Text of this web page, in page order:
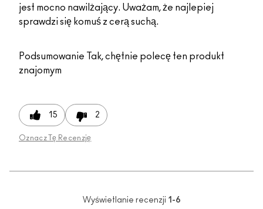
jest mocno nawilżający. Uważam, że najlepiej
sprawdzi się komuś z cerą suchą.
Podsumowanie Tak, chętnie polecę ten produkt
znajomym
15 2
Oznacz Tę Recenzję
Wyświetlanie recenzji 1-6